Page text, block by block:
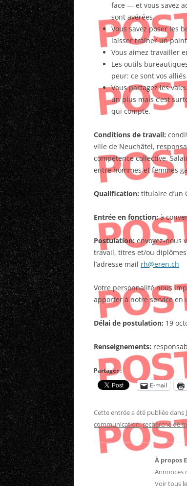
face — et vous savez
sont avérées.
Vous savez poser les
laisser traîner un
Vous aimez travailler
Les outils
peur: ce sont vos
Vous partagez les
un plus mais c’est
qui compte.
Conditions de travail:
ville de Neuchâtel,
compétence collective.
entre hommes et femmes
Qualification: titulaire d’un
Entrée en fonction:à
Postulation:envoyez-nous
travail, titres et/ou
l’adresse mail rh@eren.ch
Votre personnalité nous
apporter à notre service en
Délai de postulation: 19
Renseignements:
Partager :
E-mail
Cette entrée a été publiée dans
communication,recherche de
À propos
Annonces
Voir tous